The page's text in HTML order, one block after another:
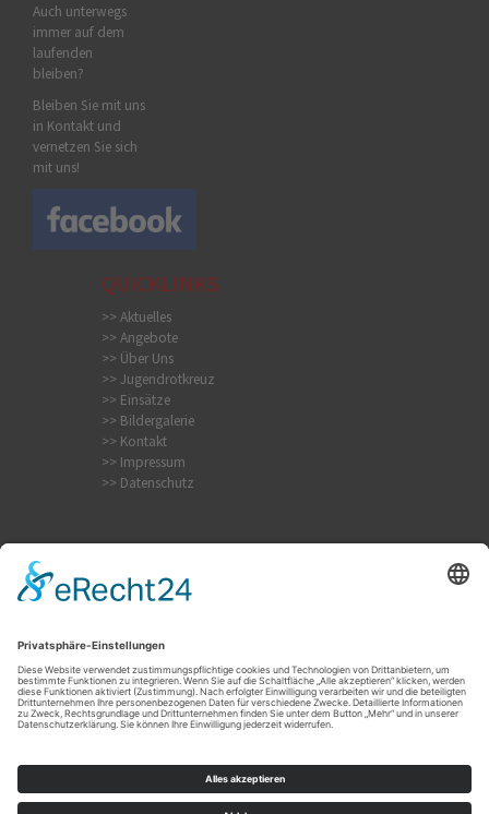
Auch unterwegs
immer auf dem
laufenden
bleiben?
Bleiben Sie mit uns
in Kontakt und
vernetzen Sie sich
mit uns!
QUICKLINKS
>> Aktuelles
>> Angebote
>> Über Uns
>> Jugendrotkreuz
>> Einsätze
>> Bildergalerie
>> Kontakt
>> Impressum
>> Datenschutz
Internistischer Notfall